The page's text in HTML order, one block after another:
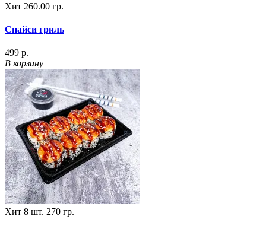
Хит 260.00 гр.
Спайси гриль
499 р.
В корзину
Хит 8 шт. 270 гр.